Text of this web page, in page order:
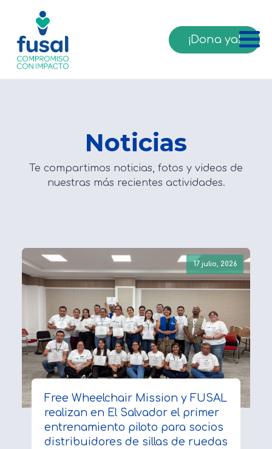
¡Dona ya!
Noticias
Te compartimos noticias, fotos y videos de
nuestras más recientes actividades.
17 julio, 2026
Free Wheelchair Mission y FUSAL
realizan en El Salvador el primer
entrenamiento piloto para socios
distribuidores de sillas de ruedas